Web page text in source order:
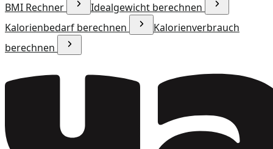
BMI Rechner
Idealgewicht berechnen
Kalorienbedarf berechnen
Kalorienverbrauch
berechnen